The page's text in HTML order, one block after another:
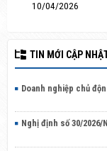
10/04/2026
TIN MỚI CẬP
Doanh nghiệp chủ
Nghị định số 30/